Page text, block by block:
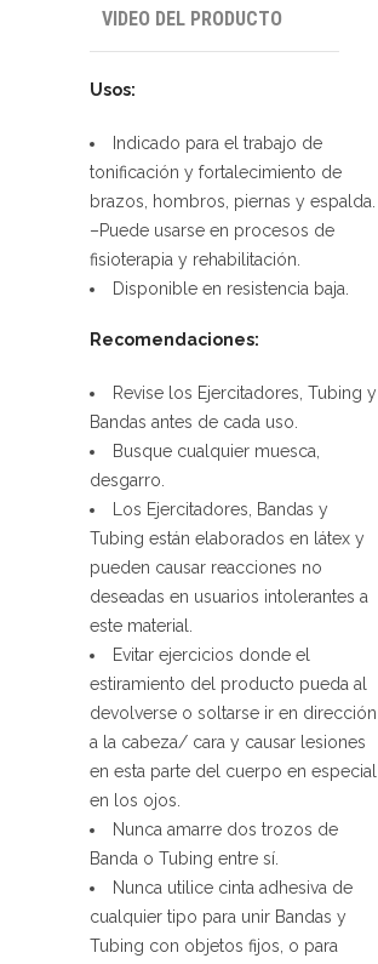
VIDEO DEL PRODUCTO
Usos:
Indicado para el trabajo de
tonificación y fortalecimiento de
brazos, hombros, piernas y espalda.
–Puede usarse en procesos de
fisioterapia y rehabilitación.
Disponible en resistencia baja.
Recomendaciones:
Revise los Ejercitadores, Tubing y
Bandas antes de cada uso.
Busque cualquier muesca,
desgarro.
Los Ejercitadores, Bandas y
Tubing están elaborados en látex y
pueden causar reacciones no
deseadas en usuarios intolerantes a
este material.
Evitar ejercicios donde el
estiramiento del producto pueda al
devolverse o soltarse ir en dirección
a la cabeza/ cara y causar lesiones
en esta parte del cuerpo en especial
en los ojos.
Nunca amarre dos trozos de
Banda o Tubing entre sí.
Nunca utilice cinta adhesiva de
cualquier tipo para unir Bandas y
Tubing con objetos fijos, o para